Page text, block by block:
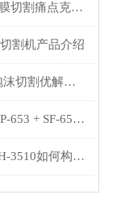
复合材料 / 橡胶 / 薄膜切割痛点克星：SONOTEC 模块化超声切割方案
割机产品介绍
碳纤维、预浸料、泡沫切割优解：SONOTEC各型号切割效率与精度实测
耐久与效率兼备：HP-653 + SF-653 在橡胶与复合材料切割中的表现
从手动到自动化：SH-3510如何构建统一的高超声波切割平台